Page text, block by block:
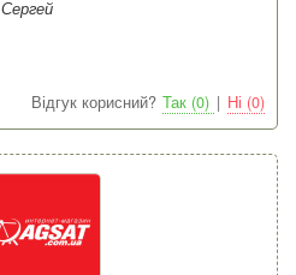
Сергей
Відгук корисний? Так (0) | Ні (0)